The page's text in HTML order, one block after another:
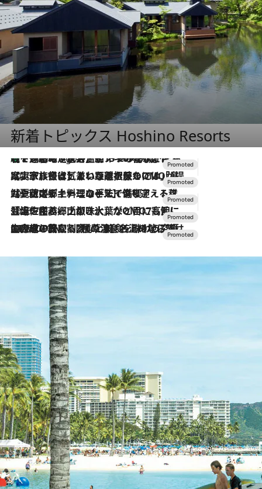
新着トピックス Hoshino Resorts
2 Hours Ago
【トンボの足水浴】ヒノキの香りに包まれて涼感マックス！約13℃の湧水かけ流しを避暑地「星野温泉 トンボの湯」で体験
2026.7.31
【ホテル帰省】という選択肢をOMOが提案。家族とほどよい距離を保つには「昼は実家、夜は気兼ねなくホテルで！」
2026.7.24
【夏限定ディナーコース】旬を迎える稚鮎や花ズッキーニなどをイタリア・トスカーナの郷土料理の手法で満喫！
2026.7.17
「土佐和ハーブかき氷」がOMO7高知に登場！生姜、山椒、大葉など目にも舌にも涼を呼ぶ郷土の味
2026.7.10
NEW OPEN！【界 草津】名湯の地に誕生。趣の異なる2種の温泉と上州ならではの会席・蕎麦割烹など美食を味わう究極の癒やし旅